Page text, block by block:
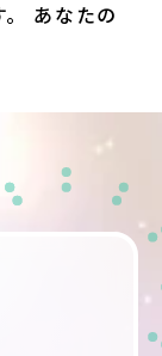
あなたの